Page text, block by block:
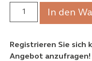
In den
Registrieren Sie sich
Angebot anzufragen!